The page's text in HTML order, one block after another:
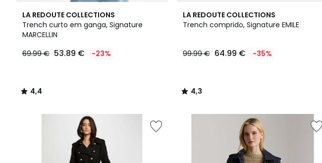
LA REDOUTE COLLECTIONS
Trench curto em ganga, Signature
MARCELLIN
69.99 € 53.89 € -23%
4,4
/ 5
4,4
/
LA REDOUTE COLLECTIONS
Trench comprido, Signature EMILE
99.99 € 64.99 € -35%
4,3
/ 5
4,3
/